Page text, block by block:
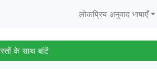
लोकप्रिय अनुवाद भाषाएँ
के साथ बांटें